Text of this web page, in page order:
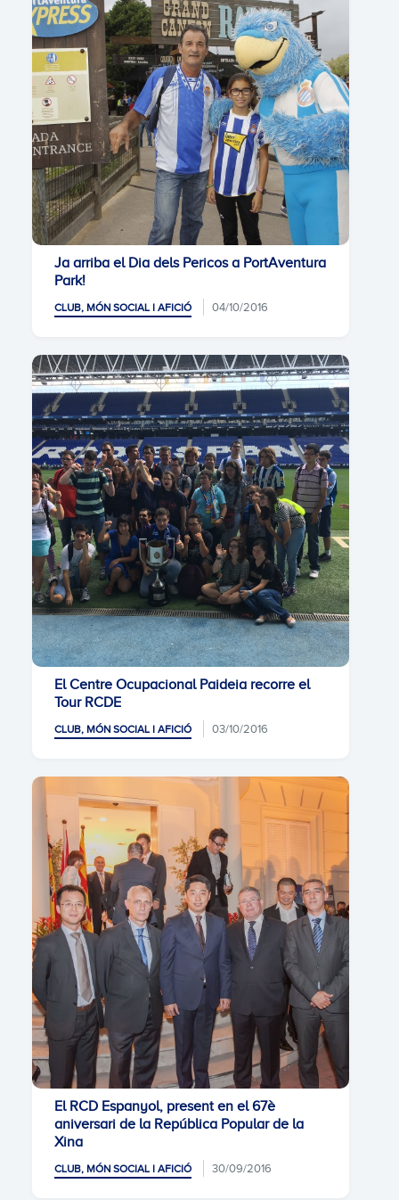
Ja arriba el Dia dels Pericos a PortAventura
Park!
CLUB, MÓN SOCIAL I AFICIÓ 04/10/2016
El Centre Ocupacional Paideia recorre el
Tour RCDE
CLUB, MÓN SOCIAL I AFICIÓ 03/10/2016
El RCD Espanyol, present en el 67è
aniversari de la República Popular de la
Xina
CLUB, MÓN SOCIAL I AFICIÓ 30/09/2016